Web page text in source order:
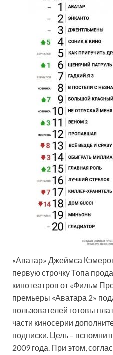
«Аватар» Джеймса
первую строчку Топа
кинотеатров от «Фильм
премьеры «Аватара 2»
пользователей готовы
части киносерии
подписки. Цель –
2009 года. При этом,